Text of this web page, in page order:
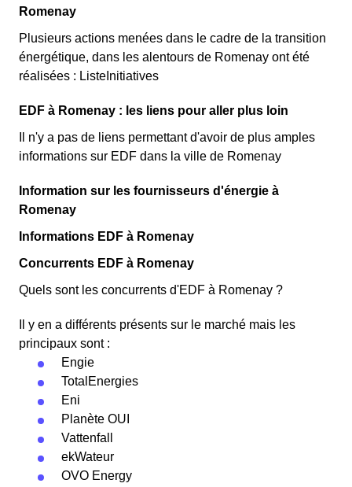
Romenay
Plusieurs actions menées dans le cadre de la transition
énergétique, dans les alentours de Romenay ont été
réalisées : ListeInitiatives
EDF à Romenay : les liens pour aller plus loin
Il n'y a pas de liens permettant d'avoir de plus amples
informations sur EDF dans la ville de Romenay
Information sur les fournisseurs d'énergie à
Romenay
Informations EDF à Romenay
Concurrents EDF à Romenay
Quels sont les concurrents d'EDF à Romenay ?
Il y en a différents présents sur le marché mais les
principaux sont :
Engie
TotalEnergies
Eni
Planète OUI
Vattenfall
ekWateur
OVO Energy